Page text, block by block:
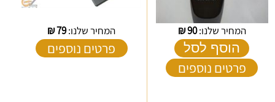
המחיר שלנו:90
₪
הוסף לסל
פרטים נוספים
המחיר שלנו:79
₪
פרטים נוספים